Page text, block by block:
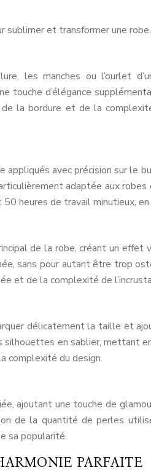
et transformer une
les manches ou l’ourlet
d’élégance
la bordure et de la
avec précision sur le
adaptée aux
heures de travail minutieux,
de la robe, créant un
sans pour autant être trop
et de la complexité de
délicatement la taille et
en sablier, mettant
complexité du design.
ajoutant une touche de
de la quantité de perles
sa popularité.
PARFAITE